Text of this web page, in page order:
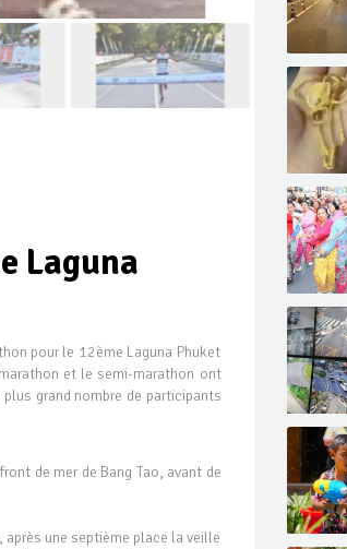
Laguna
pour le 12ème Laguna Phuket
et le semi-marathon ont
grand nombre de participants
de mer de Bang Tao, avant de
une septième place la veille